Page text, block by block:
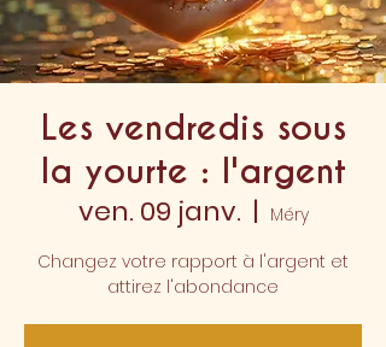
Les vendredis sous
la yourte : l'argent
ven. 09 janv.
  |
Méry
Changez votre rapport à l'argent et
attirez l'abondance